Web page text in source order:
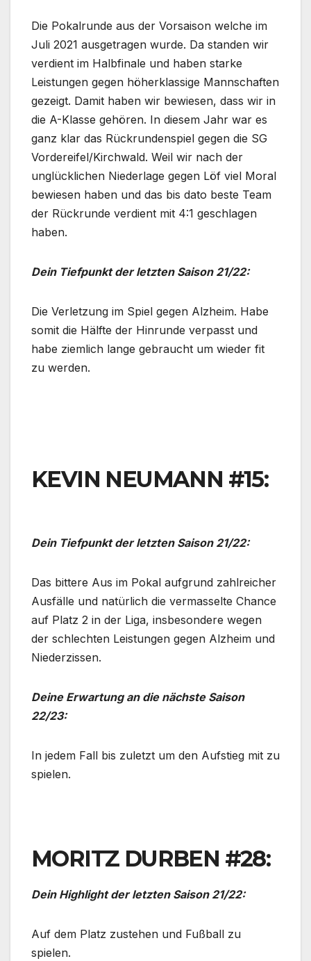
Die Pokalrunde aus der Vorsaison welche im
Juli 2021 ausgetragen wurde. Da standen wir
verdient im Halbfinale und haben starke
Leistungen gegen höherklassige Mannschaften
gezeigt. Damit haben wir bewiesen, dass wir in
die A-Klasse gehören. In diesem Jahr war es
ganz klar das Rückrundenspiel gegen die SG
Vordereifel/Kirchwald. Weil wir nach der
unglücklichen Niederlage gegen Löf viel Moral
bewiesen haben und das bis dato beste Team
der Rückrunde verdient mit 4:1 geschlagen
haben.
Dein Tiefpunkt der letzten Saison 21/22:
Die Verletzung im Spiel gegen Alzheim. Habe
somit die Hälfte der Hinrunde verpasst und
habe ziemlich lange gebraucht um wieder fit
zu werden.
KEVIN NEUMANN #15:
Dein Tiefpunkt der letzten Saison 21/22:
Das bittere Aus im Pokal aufgrund zahlreicher
Ausfälle und natürlich die vermasselte Chance
auf Platz 2 in der Liga, insbesondere wegen
der schlechten Leistungen gegen Alzheim und
Niederzissen.
Deine Erwartung an die nächste Saison
22/23:
In jedem Fall bis zuletzt um den Aufstieg mit zu
spielen.
MORITZ DURBEN #28:
Dein Highlight der letzten Saison 21/22:
Auf dem Platz zustehen und Fußball zu
spielen.